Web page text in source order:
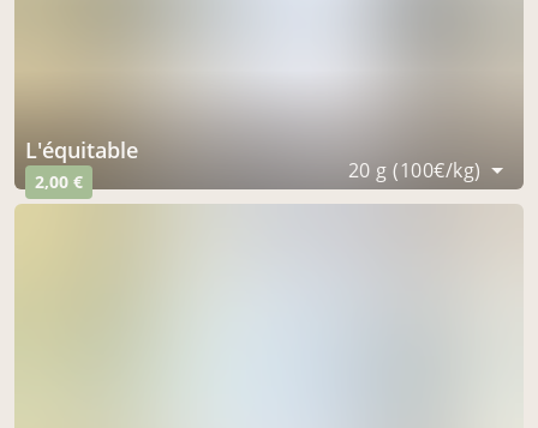
l'équitable
2,00 € 20 g (100€/kg)